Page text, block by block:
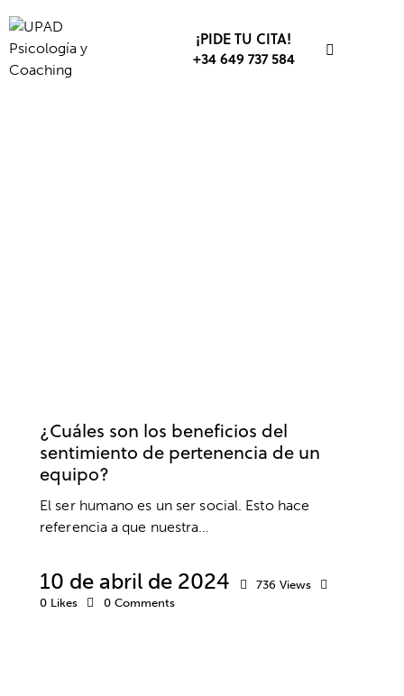
¡PIDE TU CITA!
+34 649 737 584
¿Cuáles son los beneficios del
sentimiento de pertenencia de un
equipo?
El ser humano es un ser social. Esto hace
referencia a que nuestra…
10 de abril de 2024 736 Views
0 Likes 0 Comments